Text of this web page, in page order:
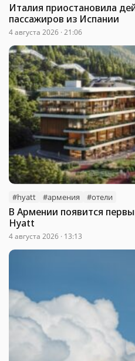
Италия приостановила
пассажиров из Испании
4 августа 2026 · 21:06
#hyatt #армения #отели
В Армении появится
Hyatt
4 августа 2026 · 13:13